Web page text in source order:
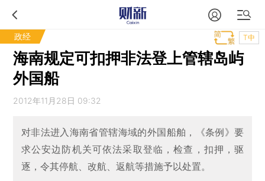
政经 T中
海南规定可扣押非法登上管辖岛屿
外国船
2012年11月28日 09:32
对非法进入海南省管辖海域的外国船舶，《条例》要
求公安边防机关可依法采取登临，检查，扣押，驱
逐，令其停航、改航、返航等措施予以处置。